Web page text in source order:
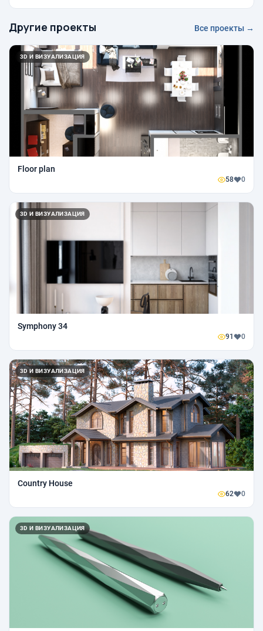
Другие проекты Все проекты →
3D И ВИЗУАЛИЗАЦИЯ
Floor plan
58 0
3D И ВИЗУАЛИЗАЦИЯ
Symphony 34
91 0
3D И ВИЗУАЛИЗАЦИЯ
Country House
62 0
3D И ВИЗУАЛИЗАЦИЯ